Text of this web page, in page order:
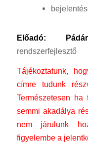
Előadó:
rendszerfejlesztő
Tájékoztatunk,
címre tudunk
Természetesen
semmi akadálya
nem járulunk
figyelembe a